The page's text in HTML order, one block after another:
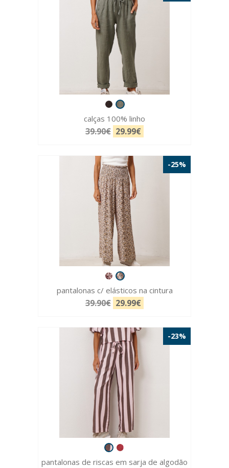
calças 100% linho
39.90€ 29.99€
-25%
pantalonas c/ elásticos na cintura
39.90€ 29.99€
-23%
pantalonas de riscas em sarja de algodão